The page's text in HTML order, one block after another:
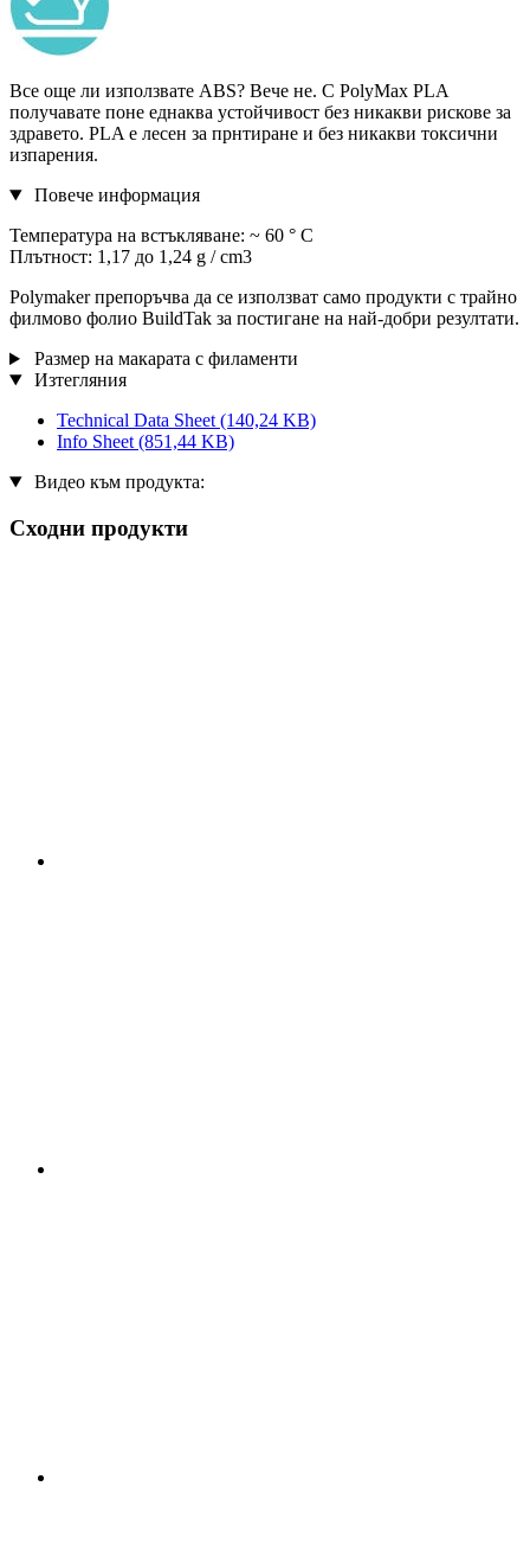
Все още ли използвате ABS? Вече не. С PolyMax PLA
получавате поне еднаква устойчивост без никакви рискове за
здравето. PLA е лесен за прнтиране и без никакви токсични
изпарения.
Повече информация
Температура на встъкляване: ~ 60 ° C
Плътност: 1,17 до 1,24 g / cm3
Polymaker препоръчва да се използват само продукти с трайно
филмово фолио BuildTak за постигане на най-добри резултати.
Размер на макарата с филаменти
Изтегляния
Technical Data Sheet (140,24 KB)
Info Sheet (851,44 KB)
Видео към продукта:
Сходни продукти